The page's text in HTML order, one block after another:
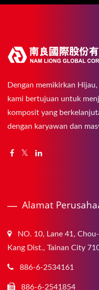
Dengan memikirkan
kami bertujuan untuk
komposit yang
dengan karyawan dan
Alamat
NO. 10, Lane 41,
Kang Dist., Tainan City
886-6-2534161
886-6-2541854